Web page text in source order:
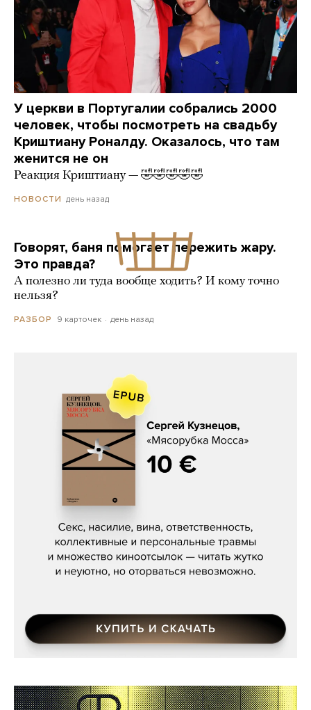
У церкви в Португалии собрались 2000
человек, чтобы посмотреть на свадьбу
Криштиану Роналду. Оказалось, что там
женится не он
Реакция Криштиану — 🤣🤣🤣🤣🤣
НОВОСТИ день назад
Говорят, баня помогает пережить жару.
Это правда?
А полезно ли туда вообще ходить? И кому точно
нельзя?
РАЗБОР 9 карточек день назад
Сергей Кузнецов, «Мясорубка